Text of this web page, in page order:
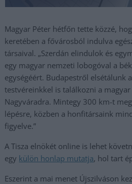
Magyar Péter hétfőn tette közzé,
keretében a fővárosból indulva
társaival. „Szerdán elindulok és
egy magyar nemzeti lobogóval a
egységéért. Budapestről elsétálunk
testvéreinkkel is találkozni a
Nagyváradra. Mintegy 300 km-t
lépésre, közben a honfitársaink
figyelve.”
A Tisza elnökét online is lehet
egy külön honlap mutatja, hol tart
Eszerint a mai menet Újszilváson